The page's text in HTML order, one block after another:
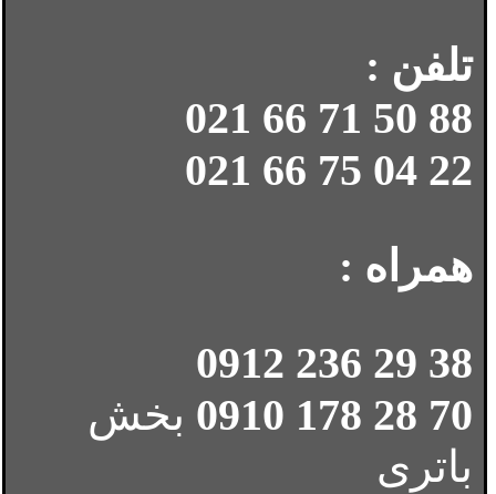
تلفن :
88 50 71 66 021
22 04 75 66 021
همراه :
38 29 236 0912
70 28 178 0910
بخش
باتری